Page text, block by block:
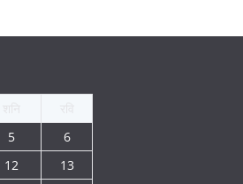
5
6
12
13